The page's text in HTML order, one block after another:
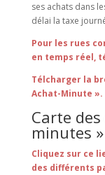
ses achats dans
délai la taxe
Pour les rues
en temps réel,
Télcharger la
Achat-Minute ».
Carte
minutes »
Cliquez sur ce
des différents